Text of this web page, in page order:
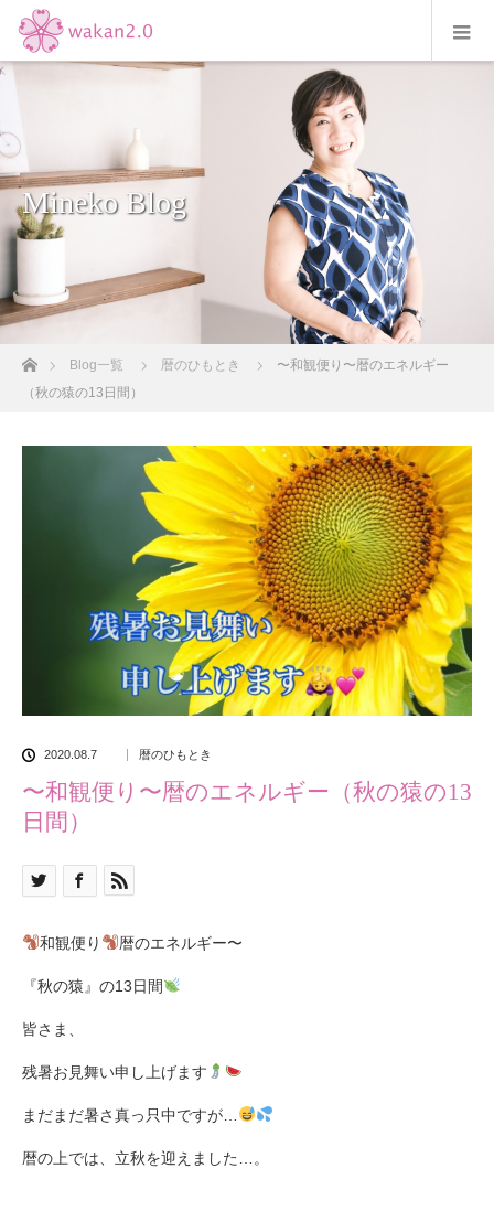
Mineko Blog
ホームBlog一覧 暦のひもとき
〜和観便り〜暦のエネルギー
（秋の猿の13日間）
2020.08.7 暦のひもとき
〜和観便り〜暦のエネルギー（秋の猿の13
日間）
和観便り 暦のエネルギー〜
『秋の猿』の13日間
皆さま、
残暑お見舞い申し上げます
まだまだ暑さ真っ只中ですが
暦の上では、立秋を迎えました 。